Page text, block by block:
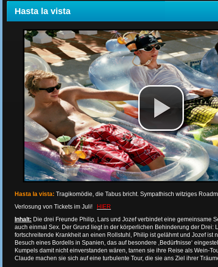
Hasta la vista
Hasta la vista: Tragikomödie, die Tabus bricht. Sympathisch witziges
Verlosung von Tickets im Juli!
HIER
Inhalt: Die drei Freunde Philip, Lars und Jozef verbindet eine gemeinsame
auch einmal Sex. Der Grund liegt in der körperlichen Behinderung der Drei:
fortschreitende Krankheit an einen Rollstuhl, Philip ist gelähmt und Jozef ist
Besuch eines Bordells in Spanien, das auf besondere ‚Bedürfnisse‘
Kumpels damit nicht einverstanden wären, tarnen sie ihre Reise als Wein-
Claude machen sie sich auf eine turbulente Tour, die sie ans Ziel ihrer